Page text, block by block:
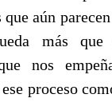
aún
más que
nos
proceso